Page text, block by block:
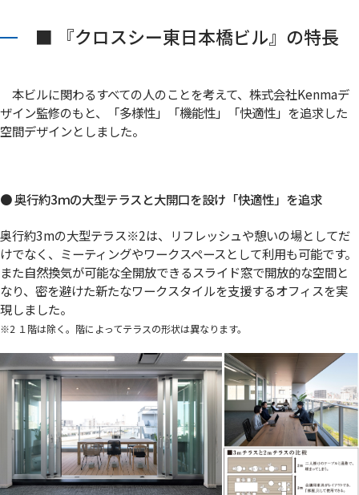
■ 『クロスシー東日本橋ビル』の特長
本ビルに関わるすべての人のことを考えて、株式会社Kenmaデ
ザイン監修のもと、「多様性」「機能性」「快適性」を追求した
空間デザインとしました。
● 奥行約3ｍの大型テラスと大開口を設け「快適性」を追求
奥行約3mの大型テラス※2は、リフレッシュや憩いの場としてだ
けでなく、ミーティングやワークスペースとして利用も可能です。
また自然換気が可能な全開放できるスライド窓で開放的な空間と
なり、密を避けた新たなワークスタイルを支援するオフィスを実
現しました。
※2 １階は除く。階によってテラスの形状は異なります。